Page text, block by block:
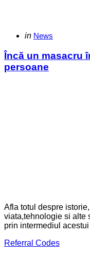
Categories
Posted
in News
Încă un masacru
persoane
Afla totul despre
viata,tehnologie si alte
prin intermediul
Referral Codes